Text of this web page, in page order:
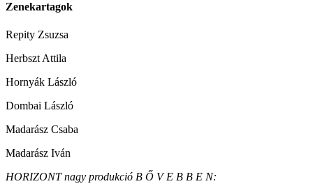
Zenekartagok
Repity Zsuzsa
Herbszt Attila
Hornyák László
Dombai László
Madarász Csaba
Madarász Iván
HORIZONT nagy produkció B Ő V E B B E N: